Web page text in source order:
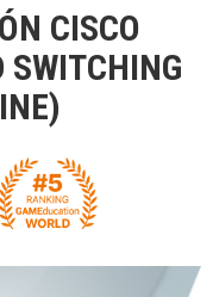
CISCO
SWITCHING